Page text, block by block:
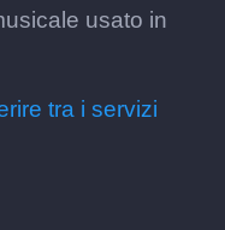
usato in
tra i servizi